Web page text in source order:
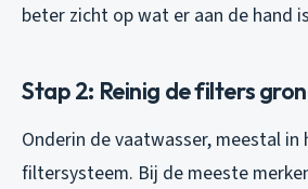
beter zicht op wat er aan de hand
Stap 2: Reinig de filters
Onderin de vaatwasser, meestal
filtersysteem. Bij de meeste